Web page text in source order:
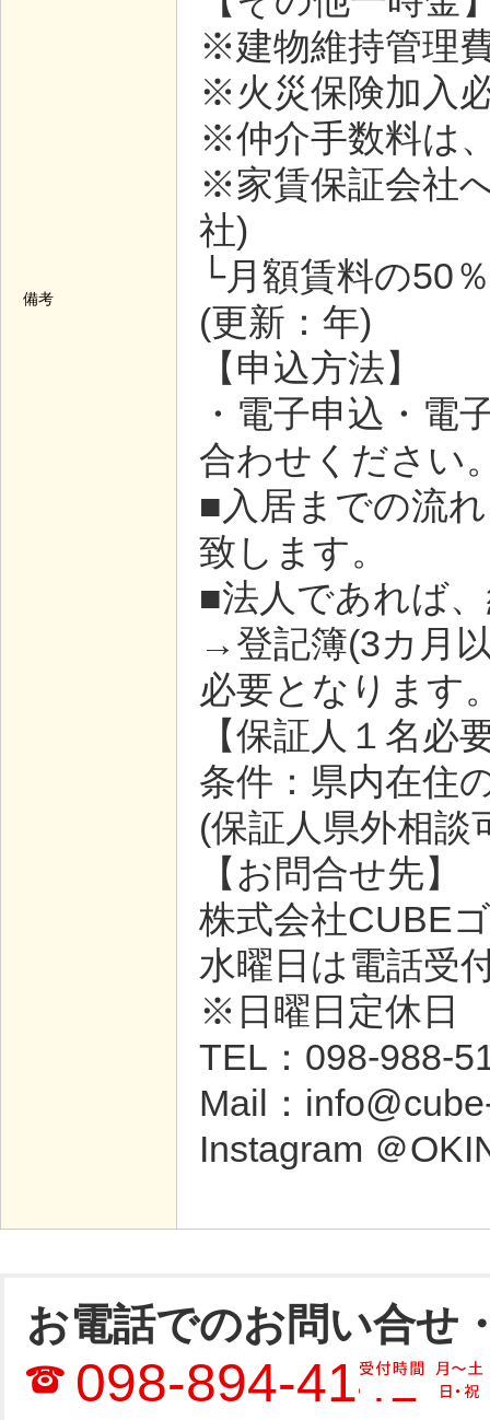
備考
※建物維持管理
※火災保険加入
※仲介手数料は
※家賃保証会社
社)
└月額賃料の50
(更新：年)
【申込方法】
・電子申込・電
合わせください
■入居までの流
致します。
■法人であれば
→登記簿(3カ月
必要となります
【保証人１名必
条件：県内在住
(保証人県外相談
【お問合せ先】
株式会社CUBE
水曜日は電話受
※日曜日定休日
TEL：098-988-
Mail：
Instagram ＠
お電話でのお問い合せ
098-894-4141